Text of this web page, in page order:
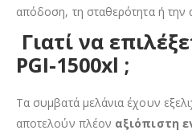
απόδοση, τη σταθερότητα ή την
Γιατί να
PGI-1500xl ;
Τα συμβατά μελάνια έχουν
αποτελούν πλέον αξιόπιστη